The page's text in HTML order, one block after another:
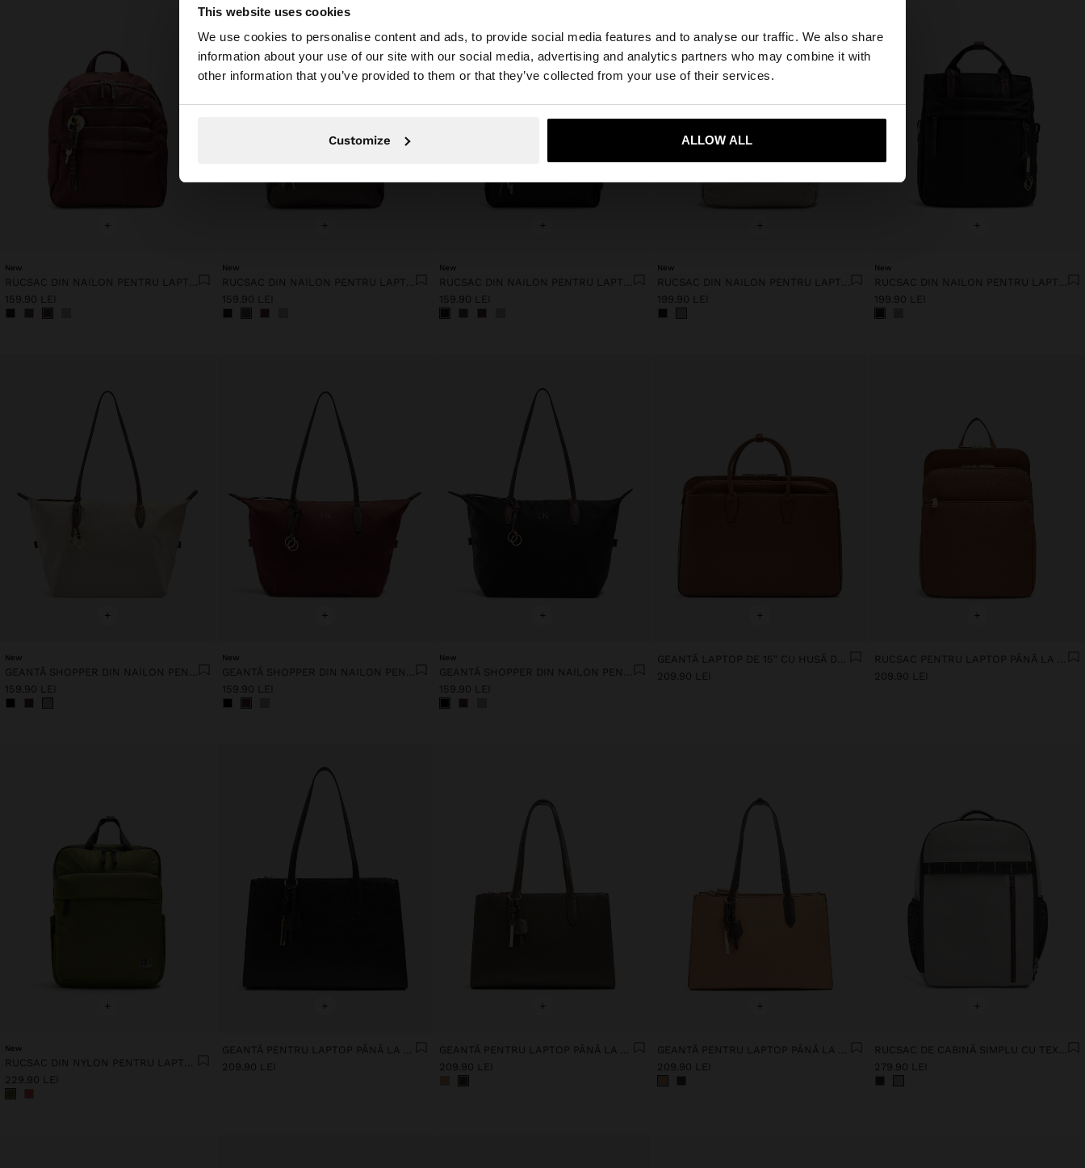
This website uses cookies
We use cookies to personalise content and ads, to provide social media features and to analyse our traffic. We also share
information about your use of our site with our social media, advertising and analytics partners who may combine it with
other information that you’ve provided to them or that they’ve collected from your use of their services.
Customize ALLOW ALL
×
Accesați site-ul din Romania. Doriți să parcurgeți site-ul nostru din United States?
Da, duceți-mă la United States
+
New
RUCSAC DIN NAILON PENTRU LAPTOP DE PÂNĂ LA 13"
159.90 LEI
+
New
RUCSAC DIN NAILON PENTRU LAPTOP DE PÂNĂ LA 13"
159.90 LEI
+
New
RUCSAC DIN NAILON PENTRU LAPTOP DE PÂNĂ LA 13"
159.90 LEI
+
New
RUCSAC DIN NAILON PENTRU LAPTOP DE PÂNĂ LA 13"
199.90 LEI
+
New
RUCSAC DIN NAILON PENTRU LAPTOP DE PÂNĂ LA 13"
199.90 LEI
+
New
GEANTĂ SHOPPER DIN NAILON PENTRU LAPTOP DE 14"
159.90 LEI
+
New
GEANTĂ SHOPPER DIN NAILON PENTRU LAPTOP DE 14"
159.90 LEI
+
New
GEANTĂ SHOPPER DIN NAILON PENTRU LAPTOP DE 14"
159.90 LEI
+
GEANTĂ LAPTOP DE 15" CU HUSĂ DETAȘABILĂ
209.90 LEI
+
RUCSAC PENTRU LAPTOP PÂNĂ LA 15" CU TEXTURĂ
209.90 LEI
+
New
229.90 LEI
+
209.90 LEI
+
209.90 LEI
+
209.90 LEI
+
279.90 LEI